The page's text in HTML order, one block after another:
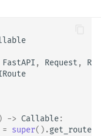
FastAPI , Request ,
) -> Callable:
= super() .